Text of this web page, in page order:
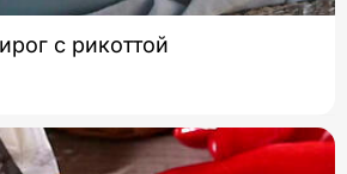
с рикоттой